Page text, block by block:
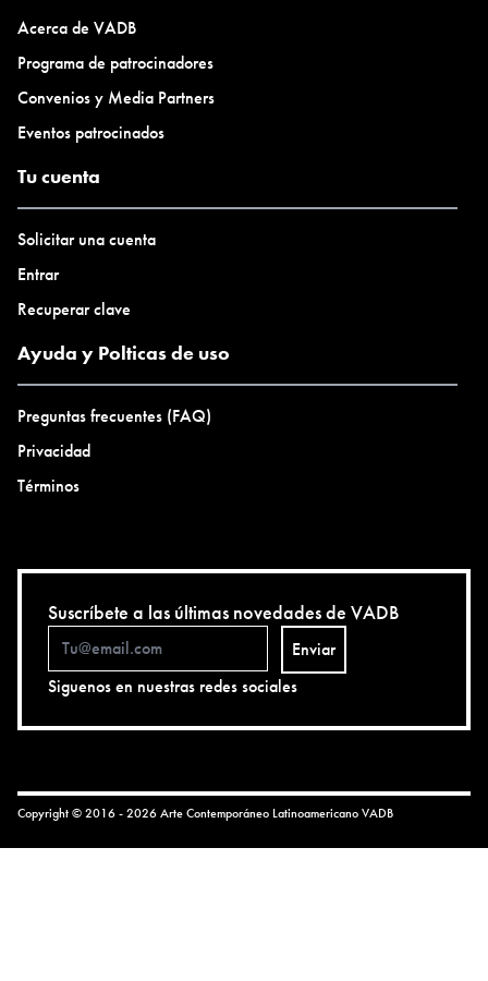
Acerca de VADB
Programa de patrocinadores
Convenios y Media Partners
Eventos patrocinados
Tu cuenta
Solicitar una cuenta
Entrar
Recuperar clave
Ayuda y Polticas de uso
Preguntas frecuentes (FAQ)
Privacidad
Términos
Suscríbete a las últimas novedades de VADB
Enviar
Siguenos en nuestras redes sociales
Copyright © 2016 - 2026 Arte Contemporáneo LatinoamericanoVADB